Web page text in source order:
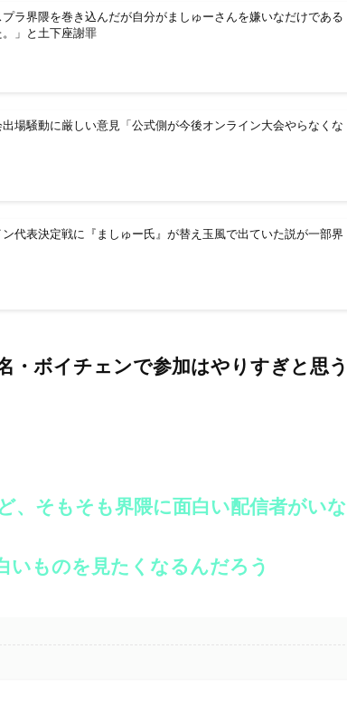
プラ界隈を巻き込んだが自分がましゅーさんを嫌いなだけである
」と土下座謝罪
場騒動に厳しい意見「公式側が今後オンライン大会やらなくな
ン代表決定戦に『ましゅー氏』が替え玉風で出ていた説が一部界
・ボイチェンで参加はやりすぎと思う
、そもそも界隈に面白い配信者がいな
いものを見たくなるんだろう